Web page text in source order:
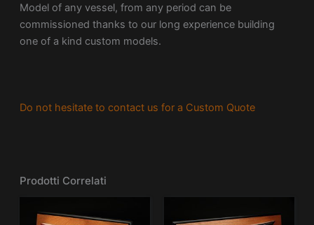
Model of any vessel, from any period can be
commissioned thanks to our long experience building
one of a kind custom models.
Do not hesitate to contact us for a Custom Quote
Prodotti Correlati